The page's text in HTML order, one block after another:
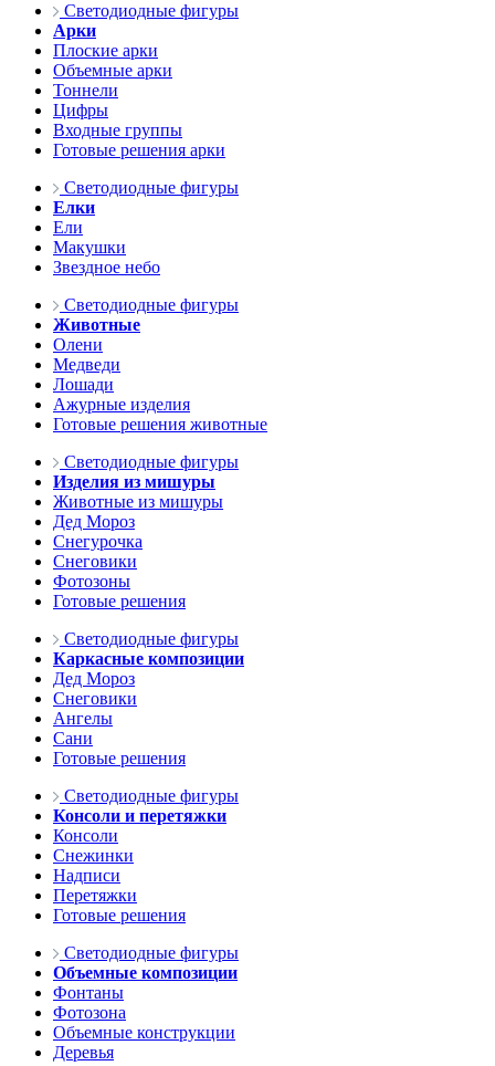
Светодиодные фигуры
Арки
Плоские арки
Объемные арки
Тоннели
Цифры
Входные группы
Готовые решения арки
Светодиодные фигуры
Елки
Ели
Макушки
Звездное небо
Светодиодные фигуры
Животные
Олени
Медведи
Лошади
Ажурные изделия
Готовые решения животные
Светодиодные фигуры
Изделия из мишуры
Животные из мишуры
Дед Мороз
Снегурочка
Снеговики
Фотозоны
Готовые решения
Светодиодные фигуры
Каркасные композиции
Дед Мороз
Снеговики
Ангелы
Сани
Готовые решения
Светодиодные фигуры
Консоли и перетяжки
Консоли
Снежинки
Надписи
Перетяжки
Готовые решения
Светодиодные фигуры
Объемные композиции
Фонтаны
Фотозона
Объемные конструкции
Деревья